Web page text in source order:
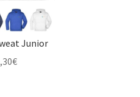
Junior
€